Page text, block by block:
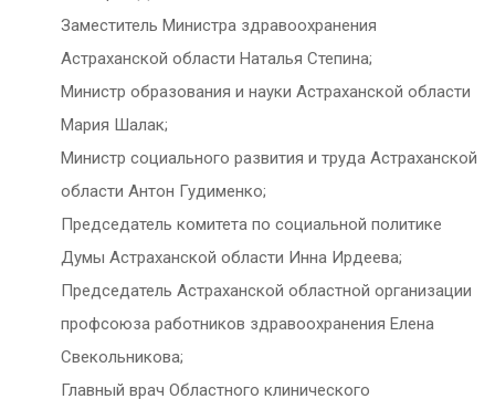
Заместитель Министра здравоохранения
Астраханской области Наталья Степина;
Министр образования и науки Астраханской области
Мария Шалак;
Министр социального развития и труда Астраханской
области Антон Гудименко;
Председатель комитета по социальной политике
Думы Астраханской области Инна Ирдеева;
Председатель Астраханской областной организации
профсоюза работников здравоохранения Елена
Свекольникова;
Главный врач Областного клинического